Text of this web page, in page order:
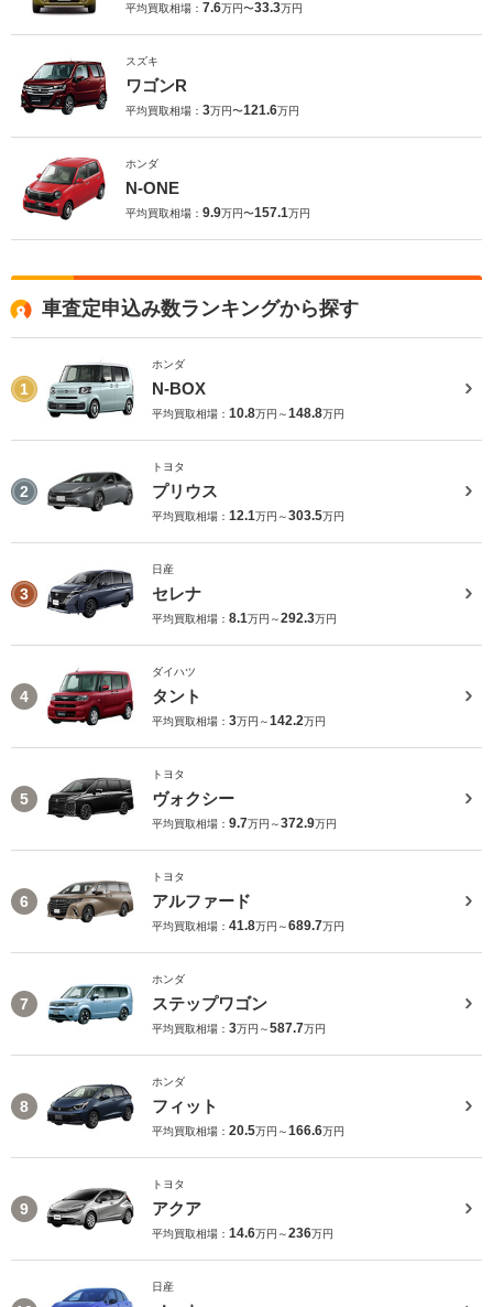
平均買取相場： 7.6万円〜33.3万円
スズキ
ワゴンR
平均買取相場： 3万円〜121.6万円
ホンダ
N-ONE
平均買取相場： 9.9万円〜157.1万円
車査定申込み数ランキングから探す
1
ホンダ
N-BOX
平均買取相場： 10.8万円～148.8万円
2
トヨタ
プリウス
平均買取相場： 12.1万円～303.5万円
3
日産
セレナ
平均買取相場： 8.1万円～292.3万円
4
ダイハツ
タント
平均買取相場： 3万円～142.2万円
5
トヨタ
ヴォクシー
平均買取相場： 9.7万円～372.9万円
6
トヨタ
アルファード
平均買取相場： 41.8万円～689.7万円
7
ホンダ
ステップワゴン
平均買取相場： 3万円～587.7万円
8
ホンダ
フィット
平均買取相場： 20.5万円～166.6万円
9
トヨタ
アクア
平均買取相場： 14.6万円～236万円
日産